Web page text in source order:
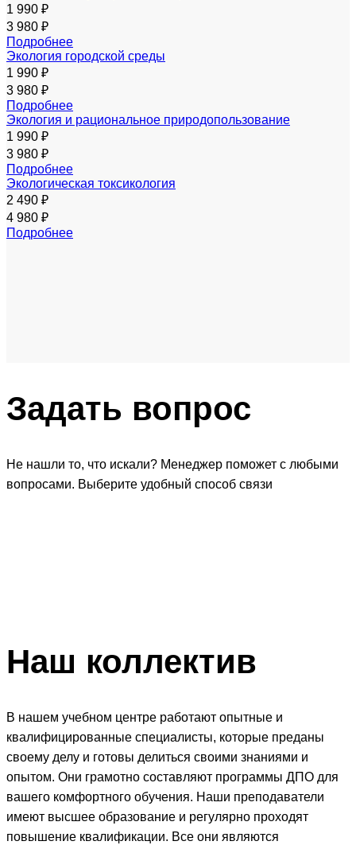
1 990 ₽
3 980 ₽
Подробнее
Экология городской среды
1 990 ₽
3 980 ₽
Подробнее
Экология и рациональное природопользование
1 990 ₽
3 980 ₽
Подробнее
Экологическая токсикология
2 490 ₽
4 980 ₽
Подробнее
Задать вопрос
Не нашли то, что искали? Менеджер поможет с любыми
вопросами. Выберите удобный способ связи
Наш коллектив
В нашем учебном центре работают опытные и
квалифицированные специалисты, которые преданы
своему делу и готовы делиться своими знаниями и
опытом. Они грамотно составляют программы ДПО для
вашего комфортного обучения. Наши преподаватели
имеют высшее образование и регулярно проходят
повышение квалификации. Все они являются